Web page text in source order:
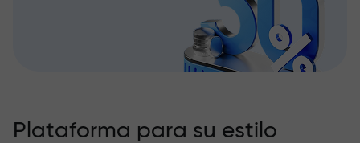
Plataforma para su estilo